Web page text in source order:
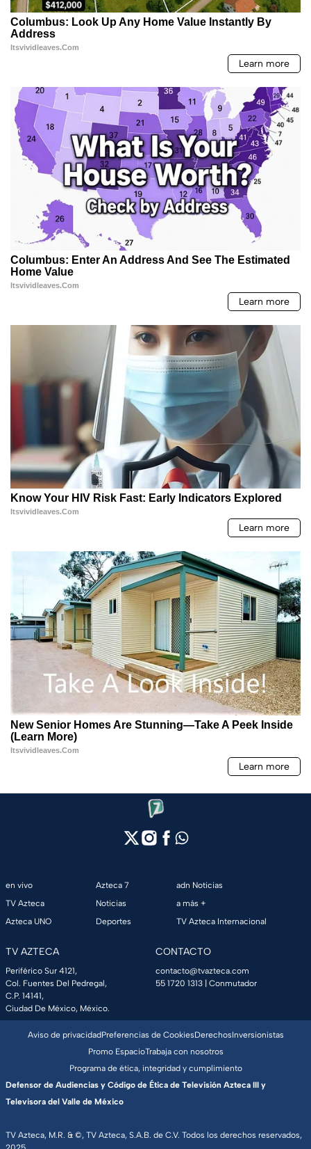
en vivo
TV Azteca
Azteca UNO
Azteca 7
Noticias
Deportes
adn Noticias
a más +
TV Azteca Internacional
TV AZTECA
Periférico Sur 4121,
Col. Fuentes Del Pedregal,
C.P. 14141,
Ciudad De México, México.
CONTACTO
contacto@tvazteca.com
55 1720 1313 | Conmutador
TV Azteca, M.R. & ©, TV Azteca, S.A.B. de C.V. Todos los derechos reservados,
Aviso de privacidadPreferencias de CookiesDerechosInversionistas
Promo EspacioTrabaja con nosotros
Programa de ética, integridad y cumplimiento
Defensor de Audiencias y Código de Ética de Televisión Azteca III y
Televisora del Valle de México